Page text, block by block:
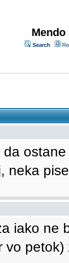
Search
da
neka
iako ne
vo